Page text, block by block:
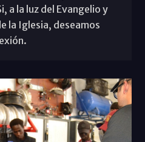
a la luz del Evangelio y
la Iglesia, deseamos